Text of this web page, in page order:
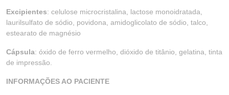
Excipientes: celulose microcristalina, lactose monoidratada,
laurilsulfato de sódio, povidona, amidoglicolato de sódio, talco,
estearato de magnésio
Cápsula: óxido de ferro vermelho, dióxido de titânio, gelatina, tinta
de impressão.
INFORMAÇÕES AO PACIENTE